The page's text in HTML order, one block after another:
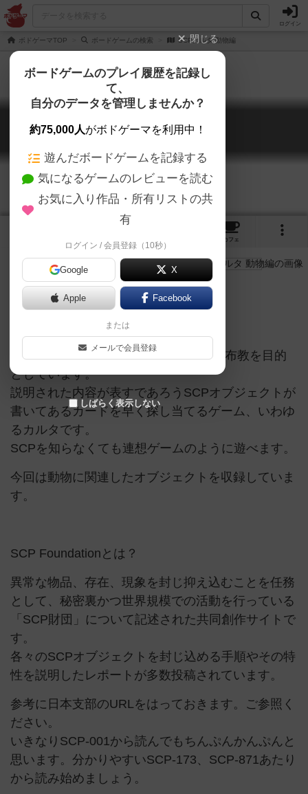
ログイン
ボドゲーマTOP ボードゲームの検索 SCPカルタ 動物編
SCPカルタ 動物編
SCP karuta animal
カフェ
楽しくSCPについて学びましょう。
本ゲームは、SCP Foundationの学習や布教を目的
としています。
説明された内容が表すであろうSCPオブジェクトが
書いてあるカードを早く探し当てるゲーム、いわゆ
るカルタです。
SCPを知らなくても連想ゲームのように遊べます。
今回は動物に関連したオブジェクトを収録していま
す。
SCP Foundationとは？
異常な物品、存在、現象を封じ抑え込むことを任務
として、秘密裏かつ世界規模での活動を行っている
「SCP財団」について記述された共同創作サイトで
す。
各々のSCPオブジェクトを封じ込める手順やその特
性を説明したレポートが多数投稿されています。
参考に日本支部のURLをはっておきます。ご参照く
ださい。
いきなりSCP-001から読んでもちんぷんかんぷんと
思います。分かりやすいSCP-173、SCP-871あたり
から読み始めましょう。
閉じる
ボードゲームのプレイ履歴を記録し
て、
自分のデータを管理しませんか？
約75,000人がボドゲーマを利用中！
遊んだボードゲームを記録する
気になるゲームのレビューを読む
お気に入り作品・所有リストの共
有
ログイン / 会員登録（10秒）
Google X
Apple Facebook
または
メールで会員登録
しばらく表示しない